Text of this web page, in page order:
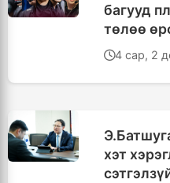
багууд
төлөө
4 сар, 2
хэт